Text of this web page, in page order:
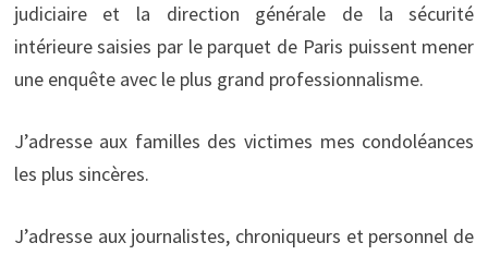
judiciaire et la direction générale de la sécurité
intérieure saisies par le parquet de Paris puissent mener
une enquête avec le plus grand professionnalisme.
J’adresse aux familles des victimes mes condoléances
les plus sincères.
J’adresse aux journalistes, chroniqueurs et personnel de